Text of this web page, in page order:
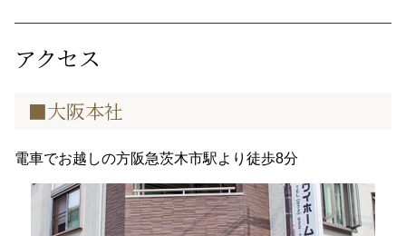
アクセス
■大阪本社
電車でお越しの方阪急茨木市駅より徒歩8分